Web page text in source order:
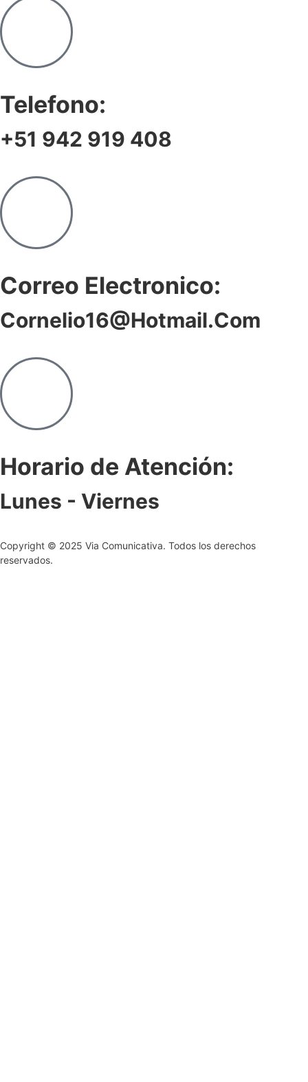
Telefono:
+51 942 919 408
Correo Electronico:
Cornelio16@hotmail.com
Horario de Atención:
Lunes - Viernes
Copyright © 2025 Via Comunicativa. Todos los derechos
reservados.